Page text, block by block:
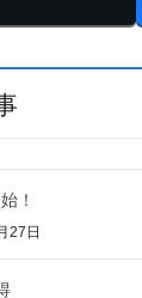
！
27日